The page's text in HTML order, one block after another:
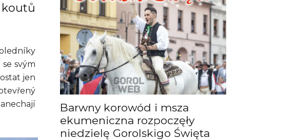
svým
jen
Barwny korowód i msza
ekumeniczna rozpoczęły
niedzielę Gorolskigo Święta